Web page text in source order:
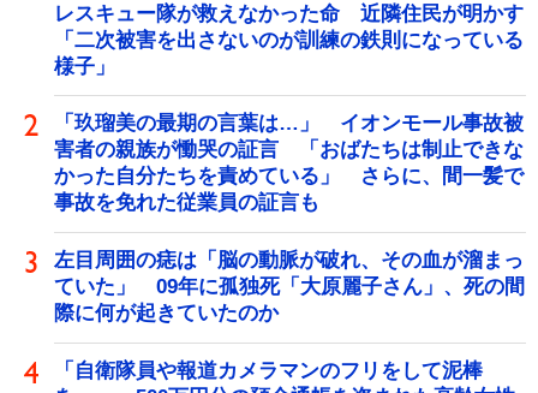
レスキュー隊が救えなかった命 近隣住民が明かす
「二次被害を出さないのが訓練の鉄則になっている
様子」
「玖瑠美の最期の言葉は…」 イオンモール事故被
害者の親族が慟哭の証言 「おばたちは制止できな
かった自分たちを責めている」 さらに、間一髪で
事故を免れた従業員の証言も
左目周囲の痣は「脳の動脈が破れ、その血が溜まっ
ていた」 09年に孤独死「大原麗子さん」、死の間
際に何が起きていたのか
「自衛隊員や報道カメラマンのフリをして泥棒